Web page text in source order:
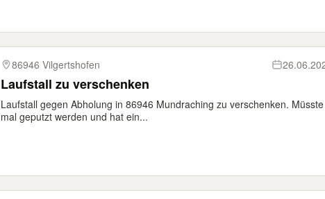
86946 Vilgertshofen
Laufstall zu verschenken
Laufstall gegen Abholung in 86946 Mundraching zu verschenken. Müsste
mal geputzt werden und hat ein...